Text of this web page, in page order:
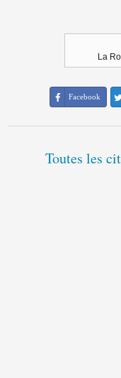
La
Facebook
Toutes les